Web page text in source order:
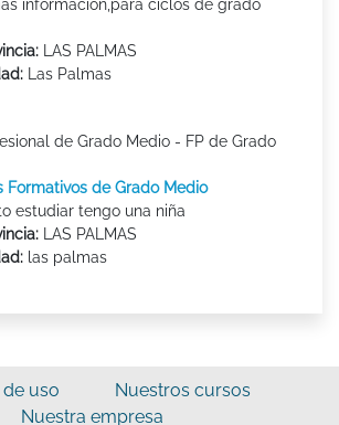
informacion,para ciclos de grado
LAS PALMAS
Las Palmas
de Grado Medio - FP de Grado
Formativos de Grado Medio
estudiar tengo una niña
LAS PALMAS
las palmas
uso
Nuestros cursos
Nuestra empresa